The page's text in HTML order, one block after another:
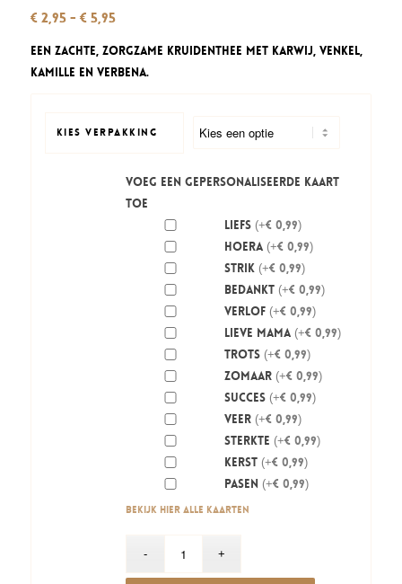
€2,95 - €5,95Prijsklasse:
tot
€ 5,95
Een zachte, zorgzame Kruidenthee met karwij, venkel,
kamille en verbena.
KIES VERPAKKING
Voeg een gepersonaliseerde kaart
toe
Liefs (+€ 0,99)
Hoera (+€ 0,99)
Strik (+€ 0,99)
Bedankt (+€ 0,99)
Verlof (+€ 0,99)
Lieve mama (+€ 0,99)
Trots (+€ 0,99)
Zomaar (+€ 0,99)
Succes (+€ 0,99)
Veer (+€ 0,99)
Sterkte (+€ 0,99)
Kerst (+€ 0,99)
Pasen (+€ 0,99)
Bekijk hier alle kaarten